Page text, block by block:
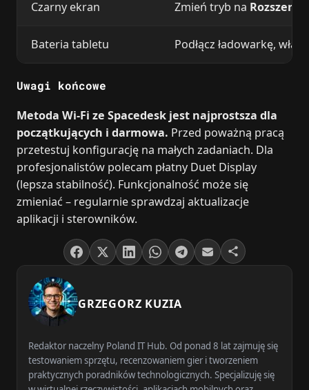
Czarny ekran Zmień tryb na Rozszerz
Bateria tabletu Podłącz ładowarkę,
Uwagi końcowe
Metoda Wi‑Fi ze Spacedesk jest najprostsza dla
początkujących i darmowa. Przed poważną pracą
przetestuj konfigurację na małych zadaniach. Dla
profesjonalistów polecam płatny Duet Display
(lepsza stabilność). Funkcjonalność może się
zmieniać – regularnie sprawdzaj aktualizacje
aplikacji i sterowników.
GRZEGORZ KUZIA
Redaktor naczelny Poland IT Hub. Od ponad 8 lat zajmuję się
testowaniem sprzętu, recenzowaniem gier i tworzeniem
praktycznych poradników technologicznych. Specjalizuję się